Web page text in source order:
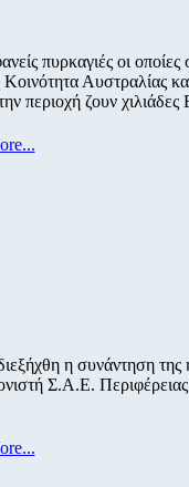
πυρκαγιές οι
Αυστραλίας
περιοχή ζουν χιλιάδες
η συνάντηση της
Σ.Α.Ε.